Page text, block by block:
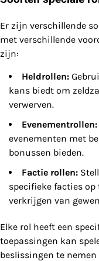
Er zijn verschillende
met verschillende
zijn:
Heldrollen:
kans biedt om
verwerven.
Evenementrollen:
evenementen met
bonussen bieden.
Factie rollen:
specifieke facties op
verkrijgen van
Elke rol heeft een
toepassingen kan
beslissingen te nemen